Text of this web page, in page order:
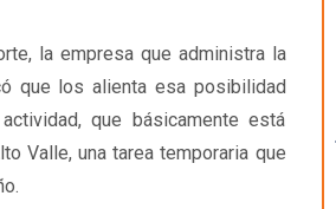
la empresa que administra la
que los alienta esa posibilidad
que básicamente está
Valle, una tarea temporaria que